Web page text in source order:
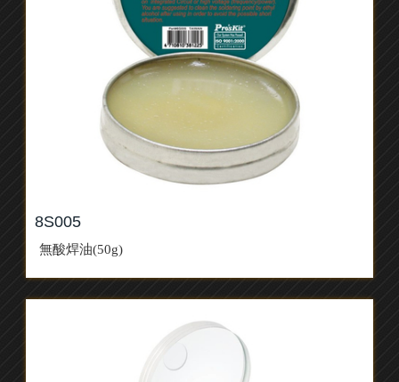
8S005
無酸焊油(50g)